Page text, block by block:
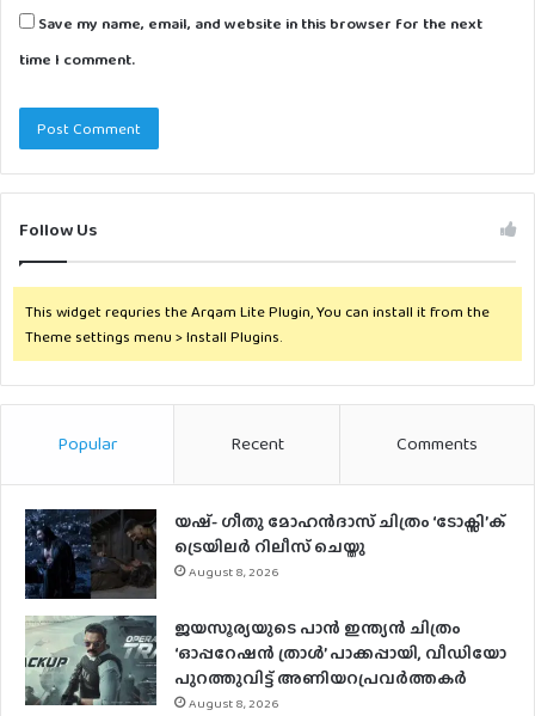
Save my name, email, and website in this browser for the next
time I comment.
Follow Us
This widget requries the Arqam Lite Plugin, You can install it from the
Theme settings menu > Install Plugins.
Popular Recent Comments
യഷ്- ​ഗീതു മോഹൻദാസ് ചിത്രം ‘ടോക്സി’ക്
ട്രെയിലർ റിലീസ് ചെയ്തു
August 8, 2026
ജയസൂര്യയുടെ പാൻ ഇന്ത്യൻ ചിത്രം
‘ഓപ്പറേഷൻ ത്രാൾ’ പാക്കപ്പായി, വീഡിയോ
പുറത്തുവിട്ട് അണിയറപ്രവർത്തകർ
August 8, 2026